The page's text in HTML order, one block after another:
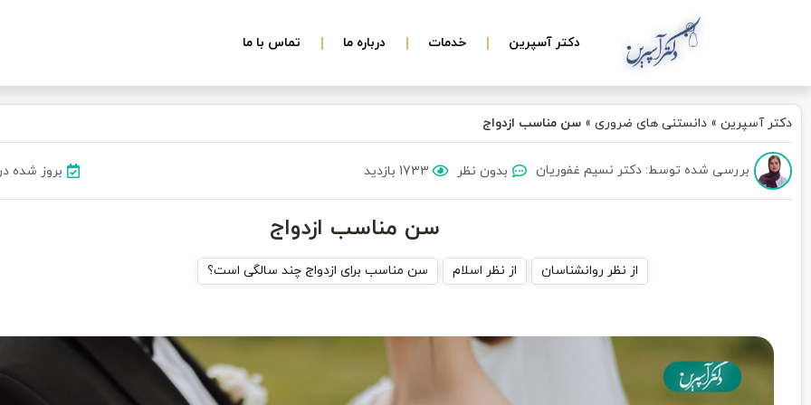
دکتر آسپرین خدمات درباره ما تماس با ما
دکتر آسپرین » دانستنی های ضروری » سن مناسب ازدواج
بررسی شده توسط: دکتر نسیم غفوریان بدون نظر 1733 بازدید بروز شده در ۲۶ خرداد
سن مناسب ازدواج
از نظر روانشناسان از نظر اسلام سن مناسب برای ازدواج چند سالگی است؟